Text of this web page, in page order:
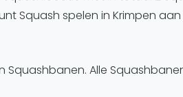
Squash spelen in Krimpen aan
Alle